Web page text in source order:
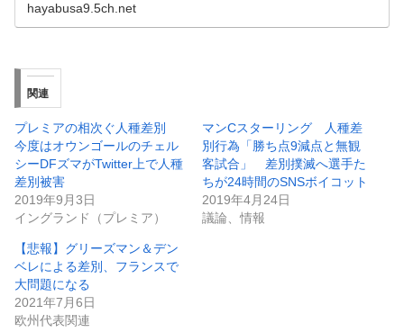
hayabusa9.5ch.net
関連
プレミアの相次ぐ人種差別
今度はオウンゴールのチェル
シーDFズマがTwitter上で人種
差別被害
2019年9月3日
イングランド（プレミア）
マンCスターリング 人種差
別行為「勝ち点9減点と無観
客試合」 差別撲滅へ選手た
ちが24時間のSNSボイコット
2019年4月24日
議論、情報
【悲報】グリーズマン＆デン
ベレによる差別、フランスで
大問題になる
2021年7月6日
欧州代表関連